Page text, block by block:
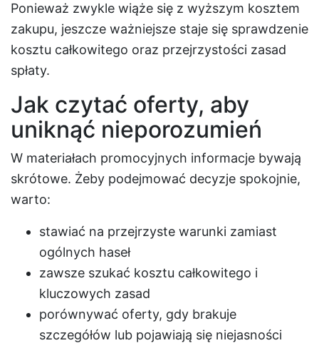
Ponieważ zwykle wiąże się z wyższym kosztem
zakupu, jeszcze ważniejsze staje się sprawdzenie
kosztu całkowitego oraz przejrzystości zasad
spłaty.
Jak czytać oferty, aby
uniknąć nieporozumień
W materiałach promocyjnych informacje bywają
skrótowe. Żeby podejmować decyzje spokojnie,
warto:
stawiać na przejrzyste warunki zamiast
ogólnych haseł
zawsze szukać kosztu całkowitego i
kluczowych zasad
porównywać oferty, gdy brakuje
szczegółów lub pojawiają się niejasności